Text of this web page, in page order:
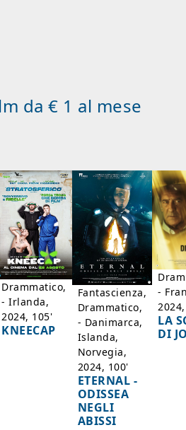
da € 1 al mese
Drammatico,
- Irlanda,
2024, 105'
KNEECAP
Fantascienza,
Drammatico,
- Danimarca,
Islanda,
Norvegia,
2024, 100'
ETERNAL -
ODISSEA
NEGLI
ABISSI
-
LA
DI